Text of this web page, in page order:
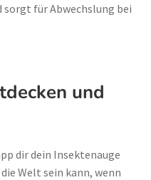
sorgt für Abwechslung bei
und
dir dein Insektenauge
Welt sein kann, wenn